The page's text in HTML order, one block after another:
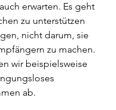
erwarten. Es geht
zu unterstützen
nicht darum, sie
zu machen.
wir beispielsweise
ab.